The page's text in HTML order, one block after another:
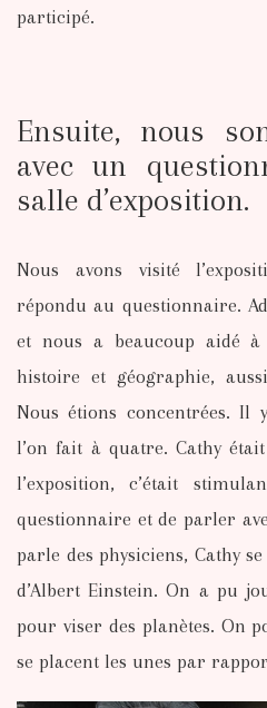
participé.
Ensuite, nous
avec un
salle d’exposition.
Nous avons visité
répondu au questionnaire.
et nous a beaucoup aidé
histoire et géographie,
Nous étions concentrées. Il
l’on fait à quatre. Cathy
l’exposition, c’était
questionnaire et de parler
parle des physiciens, Cathy
d’Albert Einstein. On a pu
pour viser des planètes. On
se placent les unes par